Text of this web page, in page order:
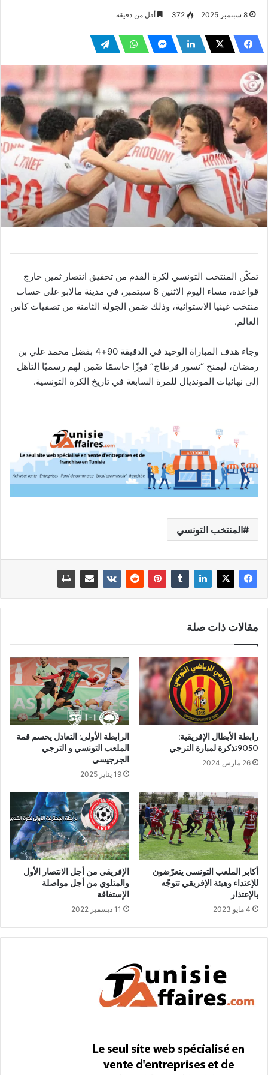
8 سبتمبر 2025 372 أقل من دقيقة
تمكّن المنتخب التونسي لكرة القدم من تحقيق انتصار ثمين خارج
قواعده، مساء اليوم الاثنين 8 سبتمبر، في مدينة مالابو على حساب
منتخب غينيا الاستوائية، وذلك ضمن الجولة الثامنة من تصفيات كأس
العالم.
وجاء هدف المباراة الوحيد في الدقيقة 90+4 بفضل محمد علي بن
رمضان، ليمنح “نسور قرطاج” فوزًا حاسمًا ضَمِن لهم رسميًا التأهل
إلى نهائيات المونديال للمرة السابعة في تاريخ الكرة التونسية.
المنتخب التونسي
مقالات ذات صلة
رابطة الأبطال الإفريقية:
9050تذكرة لمبارة الترجي
26 مارس 2024
الرابطة الأولى: التعادل يحسم قمة
الملعب التونسي و الترجي
الجرجيسي
19 يناير 2025
أكابر الملعب التونسي يتعرّضون
للإعتداء وهيئة الإفريقي تتوجّه
بالإعتذار
4 مايو 2023
الإفريقي من أجل الانتصار الأول
والمتلوي من أجل مواصلة
الإستفاقة
11 ديسمبر 2022